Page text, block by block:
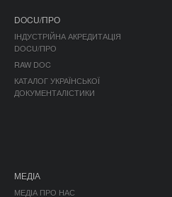
DOCU/ПРО
ІНДУСТРІЙНА АКРЕДИТАЦІЯ
DOCU/ПРО
RAW DOC
КАТАЛОГ УКРАЇНСЬКОЇ
ДОКУМЕНТАЛІСТИКИ
МЕДІА
МЕДІА ПРО НАС